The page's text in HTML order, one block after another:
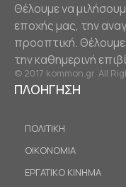
Θέλουμε να
εποχής μας, την
προοπτική.
την καθημερινή
© 2017 kommon.gr. All
ΠΛΟΗΓΗΣΗ
ΠΟΛΙΤΙΚΗ
ΟΙΚΟΝΟΜΙΑ
ΕΡΓΑΤΙΚΟ ΚΙΝΗΜΑ